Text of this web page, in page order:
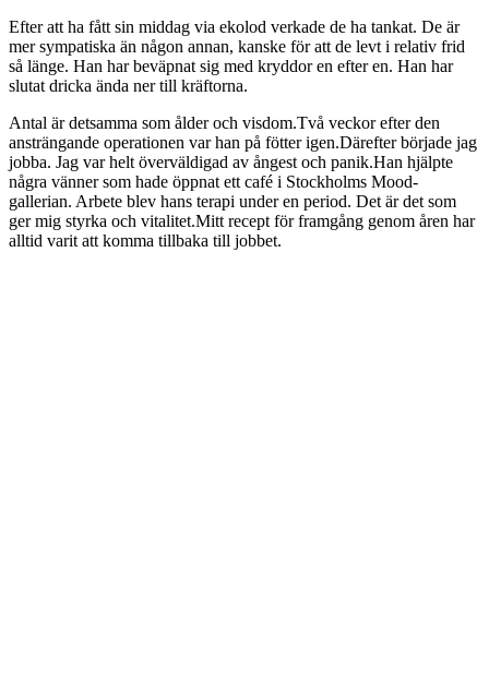
Efter att ha fått sin middag via ekolod verkade de ha tankat. De är
mer sympatiska än någon annan, kanske för att de levt i relativ frid
så länge. Han har beväpnat sig med kryddor en efter en. Han har
slutat dricka ända ner till kräftorna.
Antal är detsamma som ålder och visdom.Två veckor efter den
ansträngande operationen var han på fötter igen.Därefter började jag
jobba. Jag var helt överväldigad av ångest och panik.Han hjälpte
några vänner som hade öppnat ett café i Stockholms Mood-
gallerian. Arbete blev hans terapi under en period. Det är det som
ger mig styrka och vitalitet.Mitt recept för framgång genom åren har
alltid varit att komma tillbaka till jobbet.